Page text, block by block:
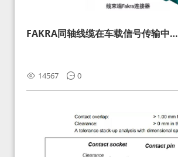
FAKRA同轴线缆在车载信号传输中的
14567 0